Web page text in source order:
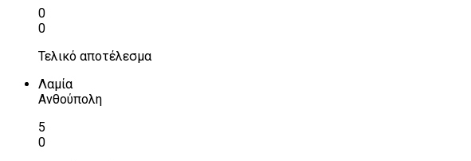
0
0
Τελικό αποτέλεσμα
Λαμία
Ανθούπολη
5
0